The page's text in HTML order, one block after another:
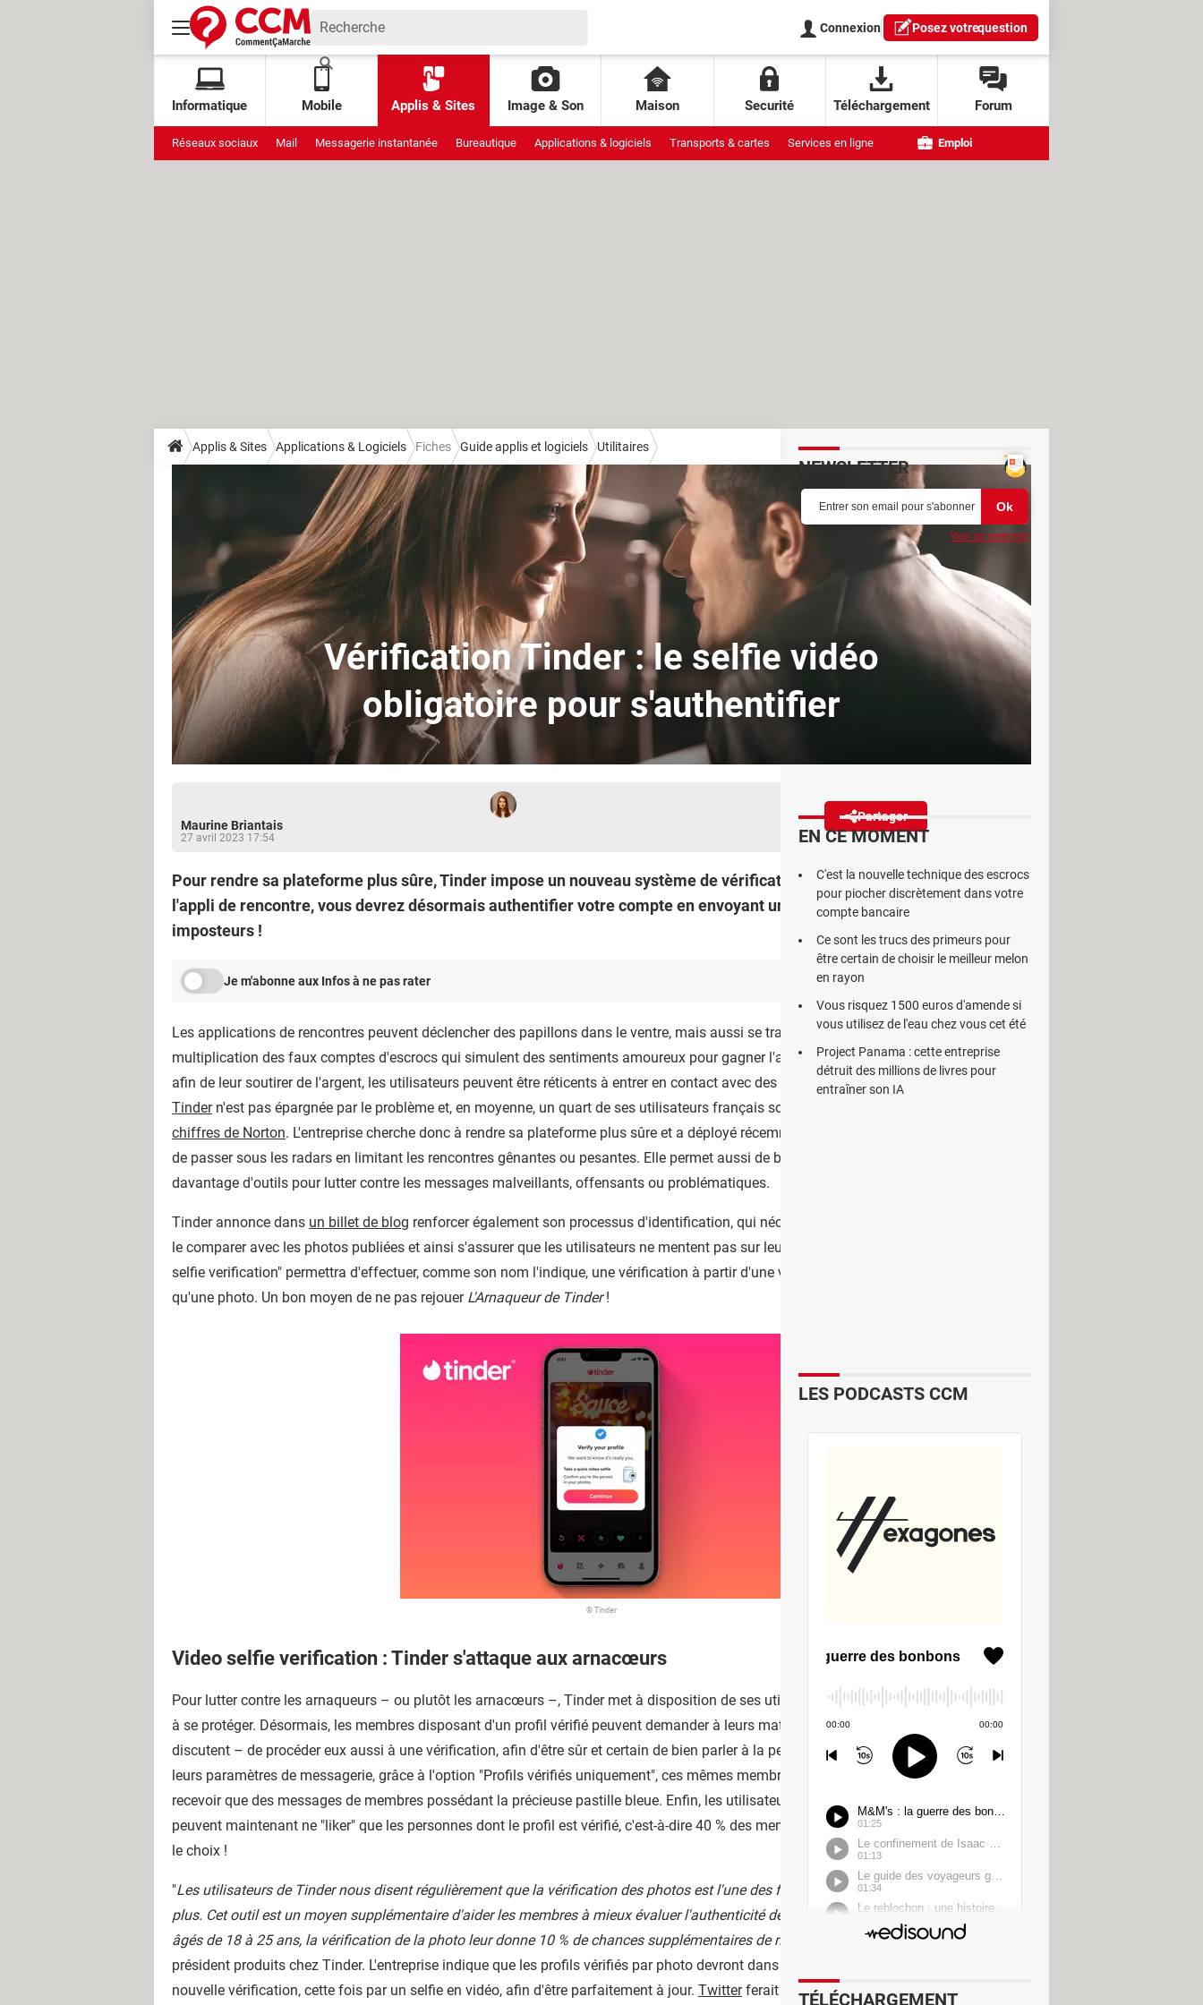
Connexion Posez votrequestion
Informatique Mobile Applis & Sites Image & Son Maison Securité Téléchargement Forum
Réseaux sociaux Mail Messagerie instantanée Bureautique Applications & logiciels Transports & cartes Services en ligne Emploi
Applis & Sites Applications & Logiciels Fiches Guide applis et logiciels Utilitaires
Vérification Tinder : le selfie vidéo
obligatoire pour s'authentifier
Maurine Briantais
27 avril 2023 17:54
Partager
Pour rendre sa plateforme plus sûre, Tinder impose un nouveau système de vérification de profil. Et pour draguer sur
l'appli de rencontre, vous devrez désormais authentifier votre compte en envoyant un selfie vidéo. Gare aux
imposteurs !
Je m'abonne aux Infos à ne pas rater
Les applications de rencontres peuvent déclencher des papillons dans le ventre, mais aussi se transformer en cauchemars. Avec la
multiplication des faux comptes d'escrocs qui simulent des sentiments amoureux pour gagner l'affection et la confiance de leurs proies
afin de leur soutirer de l'argent, les utilisateurs peuvent être réticents à entrer en contact avec des inconnus ! La célèbre application
Tindern'est pas épargnée par le problème et, en moyenne, un quart de ses utilisateurs français sont victimes d'arnaques, d'après
chiffres de Norton. L'entreprise cherche donc à rendre sa plateforme plus sûre et a déployé récemment
de passer sous les radars en limitant les rencontres gênantes ou pesantes. Elle permet aussi de bloquer les profils suggérés et offre
davantage d'outils pour lutter contre les messages malveillants, offensants ou problématiques.
Tinder annonce dans un billet de blog renforcer également son processus d'identification, qui nécessitait jusqu'à présent un selfie afin de
le comparer avec les photos publiées et ainsi s'assurer que les utilisateurs ne mentent pas sur leur identité. Désormais, la fonction "video
selfie verification" permettra d'effectuer, comme son nom l'indique, une vérification à partir d'une vidéo, qui est plus difficile à falsifier
qu'une photo. Un bon moyen de ne pas rejouer L'Arnaqueur de Tinder!
© Tinder
Video selfie verification : Tinder s'attaque aux arnacœurs
Pour lutter contre les arnaqueurs – ou plutôt les arnacœurs –, Tinder met à disposition de ses utilisateurs d'autres d'outils pour les aider
à se protéger. Désormais, les membres disposant d'un profil vérifié peuvent demander à leurs matchs – les personnes avec lesquelles ils
discutent – de procéder eux aussi à une vérification, afin d'être sûr et certain de bien parler à la personne présentée sur le profil. Dans
leurs paramètres de messagerie, grâce à l'option "Profils vérifiés uniquement", ces mêmes membres peuvent également choisir de ne
recevoir que des messages de membres possédant la précieuse pastille bleue. Enfin, les utilisateurs abonnés à l'offre payante Gold
peuvent maintenant ne "liker" que les personnes dont le profil est vérifié, c'est-à-dire 40 % des membres de la plateforme. Voilà qui limite
le choix !
"Les utilisateurs de Tinder nous disent régulièrement que la vérification des photos est l'une des fonctions de sécurité qu'ils apprécient le
plus. Cet outil est un moyen supplémentaire d'aider les membres à mieux évaluer l'authenticité de leur partenaire. Pour nos membres
âgés de 18 à 25 ans, la vérification de la photo leur donne 10 % de chances supplémentaires de matcher
", explique Rory Kozoll, vice-
président produits chez Tinder. L'entreprise indique que les profils vérifiés par photo devront dans les prochains mois procéder à une
nouvelle vérification, cette fois par un selfie en vidéo, afin d'être parfaitement à jour. Twitterferait bien d'en prendre de la graine !
NEWSLETTER
Voir un exemple
EN CE MOMENT
C'est la nouvelle technique des escrocs
pour piocher discrètement dans votre
compte bancaire
Ce sont les trucs des primeurs pour
être certain de choisir le meilleur melon
en rayon
Vous risquez 1500 euros d'amende si
vous utilisez de l'eau chez vous cet été
Project Panama : cette entreprise
détruit des millions de livres pour
entraîner son IA
LES PODCASTS CCM
TÉLÉCHARGEMENT